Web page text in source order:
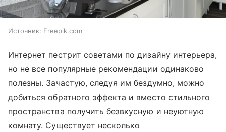
Источник: Freepik.com
Интернет пестрит советами по дизайну интерьера,
но не все популярные рекомендации одинаково
полезны. Зачастую, следуя им бездумно, можно
добиться обратного эффекта и вместо стильного
пространства получить безвкусную и неуютную
комнату. Существует несколько